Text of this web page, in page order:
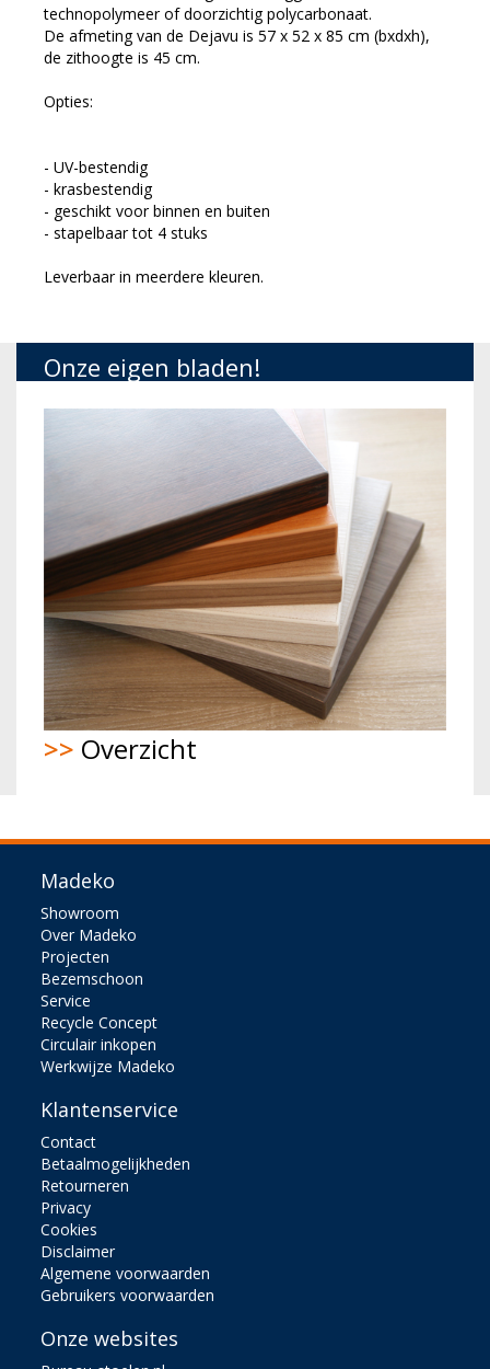
technopolymeer of doorzichtig polycarbonaat.
De afmeting van de Dejavu is 57 x 52 x 85 cm (bxdxh),
de zithoogte is 45 cm.
Opties:
- UV-bestendig
- krasbestendig
- geschikt voor binnen en buiten
- stapelbaar tot 4 stuks
Leverbaar in meerdere kleuren.
Onze eigen bladen!
>> Overzicht
Madeko
Showroom
Over Madeko
Projecten
Bezemschoon
Service
Recycle Concept
Circulair inkopen
Werkwijze Madeko
Klantenservice
Contact
Betaalmogelijkheden
Retourneren
Privacy
Cookies
Disclaimer
Algemene voorwaarden
Gebruikers voorwaarden
Onze websites